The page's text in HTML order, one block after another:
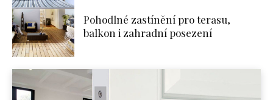
Pohodlné zastínění pro terasu,
balkon i zahradní posezení